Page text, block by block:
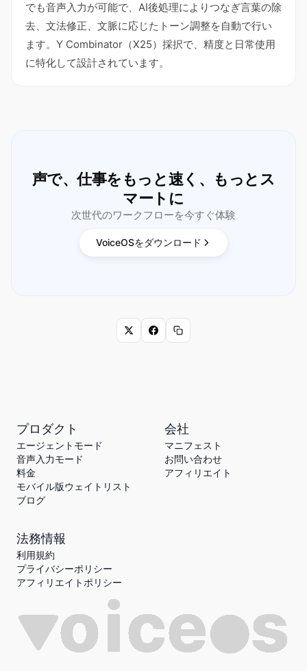
でも音声入力が可能で、AI後処理によりつなぎ言葉の除
去、文法修正、文脈に応じたトーン調整を自動で行い
ます。Y Combinator（X25）採択で、精度と日常使用
に特化して設計されています。
声で、仕事をもっと速く、もっとス
マートに
次世代のワークフローを今すぐ体験
VoiceOSをダウンロード
プロダクト
エージェントモード
音声入力モード
料金
モバイル版ウェイトリスト
ブログ
会社
マニフェスト
お問い合わせ
アフィリエイト
法務情報
利用規約
プライバシーポリシー
アフィリエイトポリシー
oice s